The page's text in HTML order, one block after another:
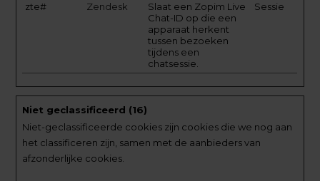
zte# Zendesk
Slaat een Zopim Live
Chat-ID op die een
apparaat herkent
tussen bezoeken
tijdens een
chatsessie.
Sessie
Niet geclassificeerd (16)
Niet-geclassificeerde cookies zijn cookies die we nog aan
het classificeren zijn, samen met de aanbieders van
afzonderlijke cookies.